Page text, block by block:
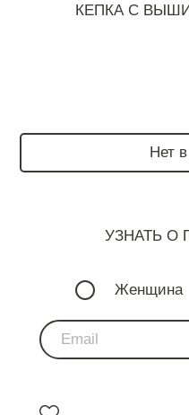
КЕПКА С
Нет
УЗНАТЬ О
Женщина